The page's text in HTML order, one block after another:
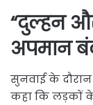
“दुल्हन
अपमान
सुनवाई के
कहा कि लड़कों